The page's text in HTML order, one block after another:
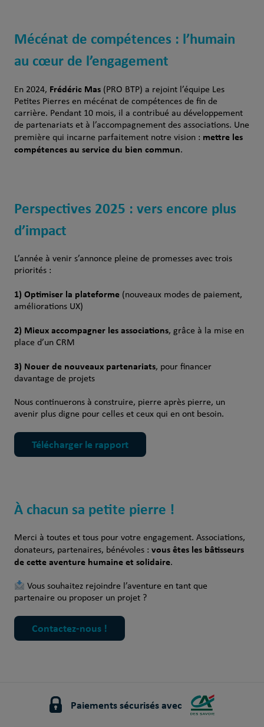
Mécénat de compétences : l’humain
au cœur de l’engagement
En 2024, Frédéric Mas(PRO BTP) a rejoint l’équipe Les
Petites Pierres en mécénat de compétences de fin de
carrière. Pendant 10 mois, il a contribué au développement
de partenariats et à l’accompagnement des associations. Une
première qui incarne parfaitement notre vision : mettre les
compétences au service du bien commun.
Perspectives 2025 : vers encore plus
d’impact
L’année à venir s’annonce pleine de promesses avec trois
priorités :
1) Optimiser la plateforme(nouveaux modes de paiement,
améliorations UX)
2) Mieux accompagner les associations, grâce à la mise en
place d’un CRM
3) Nouer de nouveaux partenariats, pour financer
davantage de projets
Nous continuerons à construire, pierre après pierre, un
avenir plus digne pour celles et ceux qui en ont besoin.
Télécharger le rapport
À chacun sa petite pierre !
Merci à toutes et tous pour votre engagement. Associations,
donateurs, partenaires, bénévoles : vous êtes les bâtisseurs
de cette aventure humaine et solidaire.
Vous souhaitez rejoindre l’aventure en tant que
partenaire ou proposer un projet ?
Contactez-nous !
Paiements sécurisés avec